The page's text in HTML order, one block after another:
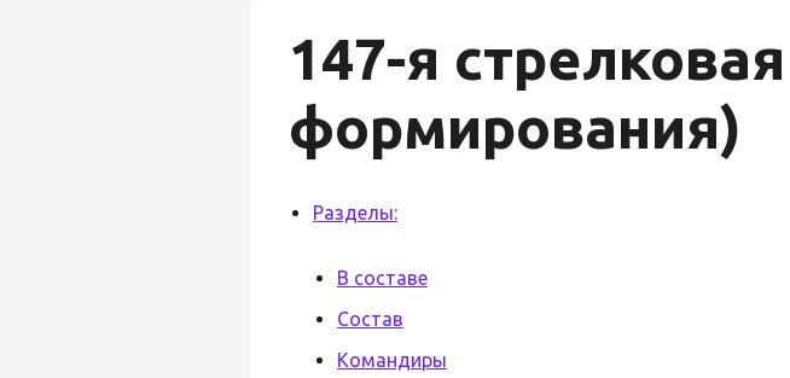
147-я
формирования)
Разделы:
В составе
Состав
Командиры